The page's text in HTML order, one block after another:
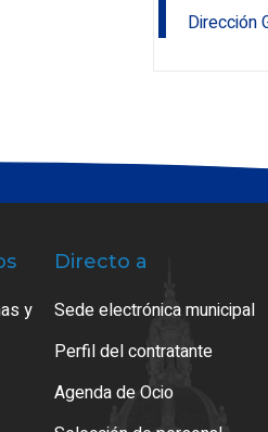
Dirección
y
Directo a
Sede electrónica municipal
Perfil del contratante
Agenda de Ocio